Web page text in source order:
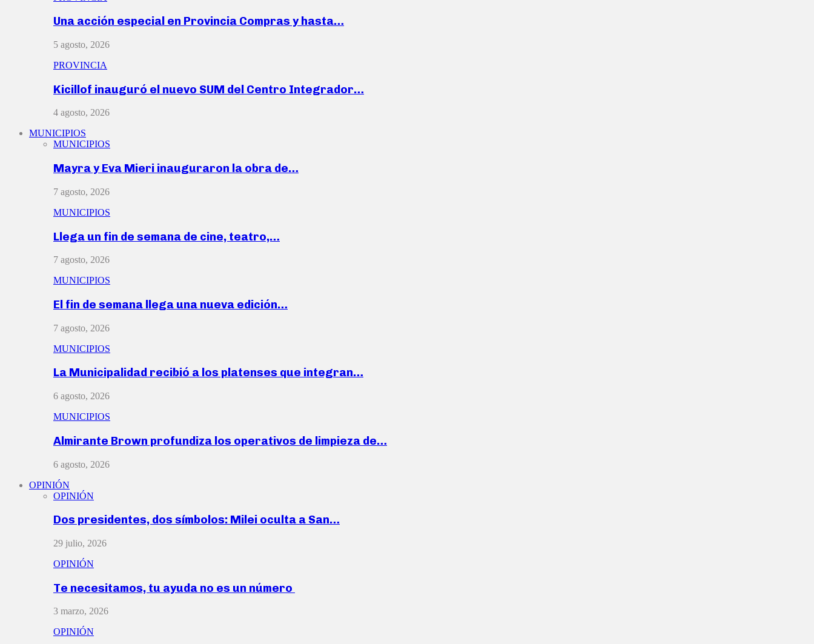
Una acción especial en Provincia Compras y hasta…
5 agosto, 2026
PROVINCIA
Kicillof inauguró el nuevo SUM del Centro Integrador…
4 agosto, 2026
MUNICIPIOS
MUNICIPIOS
Mayra y Eva Mieri inauguraron la obra de…
7 agosto, 2026
MUNICIPIOS
Llega un fin de semana de cine, teatro,…
7 agosto, 2026
MUNICIPIOS
El fin de semana llega una nueva edición…
7 agosto, 2026
MUNICIPIOS
La Municipalidad recibió a los platenses que integran…
6 agosto, 2026
MUNICIPIOS
Almirante Brown profundiza los operativos de limpieza de…
6 agosto, 2026
OPINIÓN
OPINIÓN
Dos presidentes, dos símbolos: Milei oculta a San…
29 julio, 2026
OPINIÓN
Te necesitamos, tu ayuda no es un número
3 marzo, 2026
OPINIÓN